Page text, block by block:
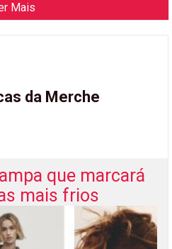
Mais
da Merche
que marcará
mais frios